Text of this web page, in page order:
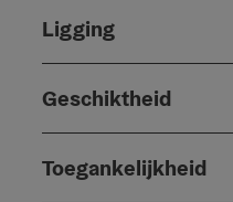
Ligging
Geschiktheid
Toegankelijkheid